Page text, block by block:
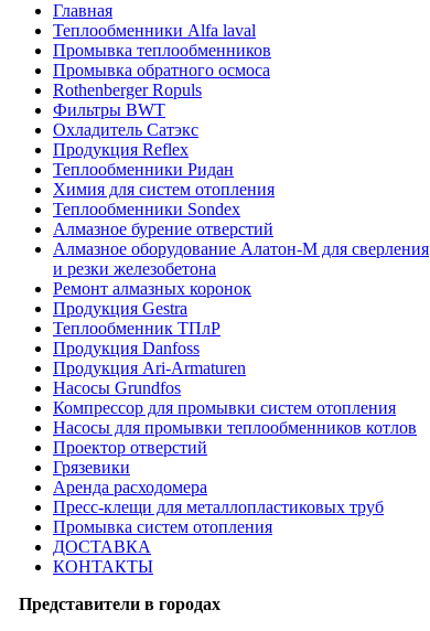
Главная
Теплообменники Alfa laval
Промывка теплообменников
Промывка обратного осмоса
Rothenberger Ropuls
Фильтры BWT
Охладитель Сатэкс
Продукция Reflex
Теплообменники Ридан
Химия для систем отопления
Теплообменники Sondex
Алмазное бурение отверстий
Алмазное оборудование Алатон-М для сверления
и резки железобетона
Ремонт алмазных коронок
Продукция Gestra
Теплообменник ТПлР
Продукция Danfoss
Продукция Ari-Armaturen
Насосы Grundfos
Компрессор для промывки систем отопления
Насосы для промывки теплообменников котлов
Проектор отверстий
Грязевики
Аренда расходомера
Пресс-клещи для металлопластиковых труб
Промывка систем отопления
ДОСТАВКА
КОНТАКТЫ
Представители в городах